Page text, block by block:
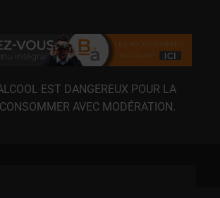
EST DANGEREUX POUR LA
AVEC MODÉRATION.